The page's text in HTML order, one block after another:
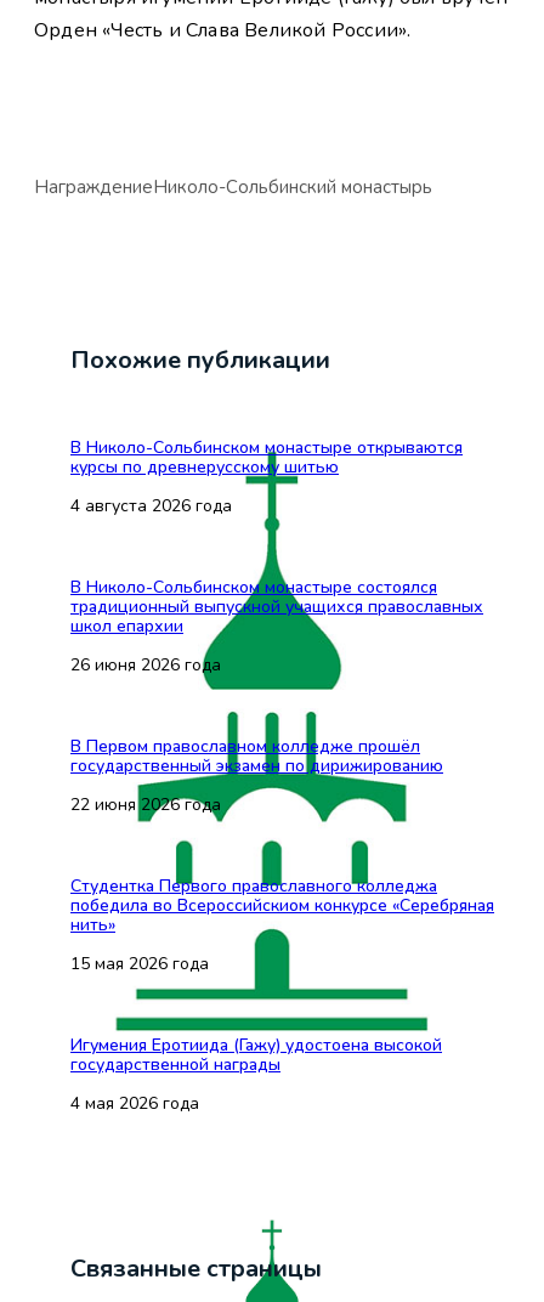
Орден «Честь и Слава Великой России».
НаграждениеНиколо-Сольбинский монастырь
Похожие публикации
В Николо-Сольбинском монастыре открываются
курсы по древнерусскому шитью
4 августа 2026 года
В Николо-Сольбинском монастыре состоялся
традиционный выпускной учащихся православных
школ епархии
26 июня 2026 года
В Первом православном колледже прошёл
государственный экзамен по дирижированию
22 июня 2026 года
Студентка Первого православного колледжа
победила во Всероссийскиом конкурсе «Серебряная
нить»
15 мая 2026 года
Игумения Еротиида (Гажу) удостоена высокой
государственной награды
4 мая 2026 года
Связанные страницы